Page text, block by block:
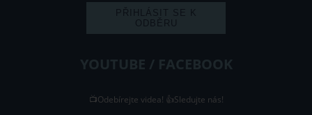
YOUTUBE / FACEBOOK
📺Odebírejte videa! 👍Sledujte nás!